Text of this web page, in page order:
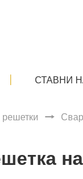
СТАВНИ